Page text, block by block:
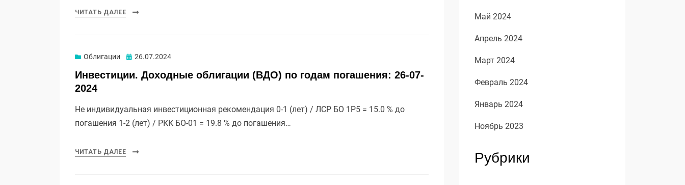
ЧИТАТЬ ДАЛЕЕ
Облигации Опубликовано
26.07.2024
Инвестиции. Доходные облигации (ВДО) по годам погашения: 26-07-
2024
Не индивидуальная инвестиционная рекомендация 0-1 (лет) / ЛСР БО 1Р5 = 15.0 % до
погашения 1-2 (лет) / РКК БО-01 = 19.8 % до погашения…
ЧИТАТЬ ДАЛЕЕ
Май 2024
Апрель 2024
Март 2024
Февраль 2024
Январь 2024
Ноябрь 2023
Рубрики